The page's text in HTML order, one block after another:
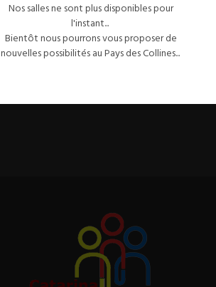
Nos salles ne sont plus disponibles pour
l'instant...
Bientôt nous pourrons vous proposer de
nouvelles possibilités au Pays des Collines...